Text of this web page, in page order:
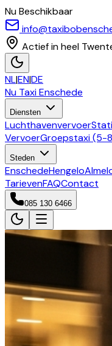
Nu Beschikbaar
Actief in heel
NL|EN|DE
Nu TaxiEnschede
Diensten
Luchthavenvervoer
VervoerGroepstaxi (5-
Steden
EnschedeHengelo
TarievenFAQContact
085 130 6466